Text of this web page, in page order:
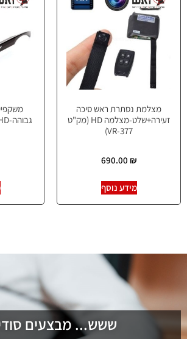
מצלמת נסתרת ראש סיכה
זעירה+שלט-מצלמה HD (מק"ט
VR-377)
690.00 ₪
מידע נוסף
ששש... מבצעים